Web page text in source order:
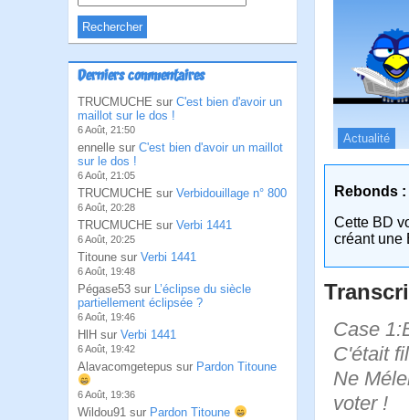
Derniers commentaires
TRUCMUCHE sur C'est bien d'avoir un
maillot sur le dos !
6 Août, 21:50
ennelle sur C'est bien d'avoir un maillot
sur le dos !
6 Août, 21:05
TRUCMUCHE sur Verbidouillage n° 800
6 Août, 20:28
TRUCMUCHE sur Verbi 1441
6 Août, 20:25
Titoune sur Verbi 1441
6 Août, 19:48
Pégase53 sur L’éclipse du siècle
partiellement éclipsée ?
6 Août, 19:46
HlH sur Verbi 1441
6 Août, 19:42
Alavacomgetepus sur Pardon Titoune
6 Août, 19:36
Wildou91 sur Pardon Titoune
Actualité
Rebonds :
Cette BD
créant une
Case
C'était
Ne
voter !